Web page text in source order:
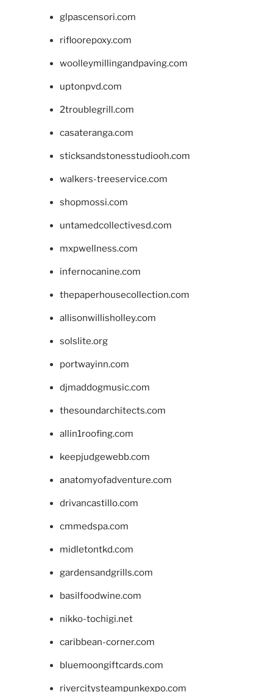
glpascensori.com
rifloorepoxy.com
woolleymillingandpaving.com
uptonpvd.com
2troublegrill.com
casateranga.com
sticksandstonesstudiooh.com
walkers-treeservice.com
shopmossi.com
untamedcollectivesd.com
mxpwellness.com
infernocanine.com
thepaperhousecollection.com
allisonwillisholley.com
solslite.org
portwayinn.com
djmaddogmusic.com
thesoundarchitects.com
allin1roofing.com
keepjudgewebb.com
anatomyofadventure.com
drivancastillo.com
cmmedspa.com
midletontkd.com
gardensandgrills.com
basilfoodwine.com
nikko-tochigi.net
caribbean-corner.com
bluemoongiftcards.com
rivercitysteampunkexpo.com